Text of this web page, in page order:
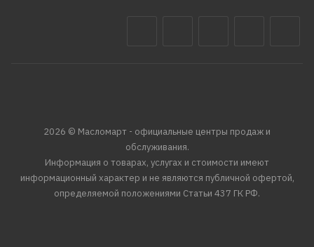
2026 © Масломарт - официальные центры продаж и
обслуживания.
Информация о товарах, услугах и стоимости имеют
информационный характер и не являются публичной офертой,
определяемой положениями Статьи 437 ГК РФ.